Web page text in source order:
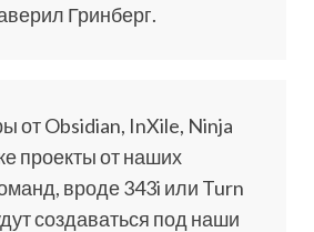
Гринберг.
от Obsidian, InXile, Ninja
проекты от наших
вроде 343i или Turn
создаваться под наши